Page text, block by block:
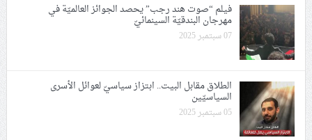
فيلم “صوت هند رجب” يحصد الجوائز العالميّة في
مهرجان البندقيّة السينمائيّ
07 سبتمبر 2025
الطلاق مقابل البيت.. ابتزاز سياسيّ لعوائل الأسرى
السياسيّين
05 سبتمبر 2025